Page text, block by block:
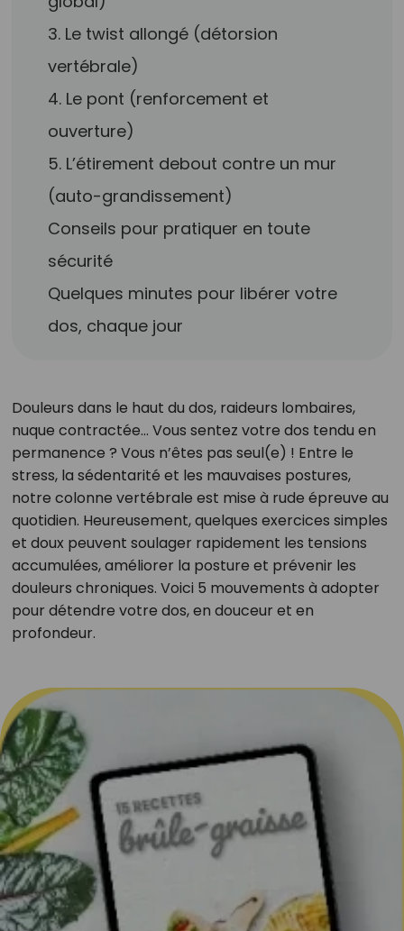
3. Le twist allongé (détorsion
vertébrale)
4. Le pont (renforcement et
ouverture)
5. L’étirement debout contre un mur
(auto-grandissement)
Conseils pour pratiquer en toute
sécurité
Quelques minutes pour libérer votre
dos, chaque jour
Douleurs dans le haut du dos, raideurs lombaires,
nuque contractée… Vous sentez votre dos tendu en
permanence ? Vous n’êtes pas seul(e) ! Entre le
stress, la sédentarité et les mauvaises postures,
notre colonne vertébrale est mise à rude épreuve au
quotidien. Heureusement, quelques exercices simples
et doux peuvent soulager rapidement les tensions
accumulées, améliorer la posture et prévenir les
douleurs chroniques. Voici 5 mouvements à adopter
pour détendre votre dos, en douceur et en
profondeur.